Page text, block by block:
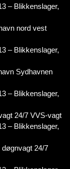
– Blikkenslager,
nord vest
– Blikkenslager,
Sydhavnen
– Blikkenslager,
24/7 VVS-vagt
– Blikkenslager,
24/7